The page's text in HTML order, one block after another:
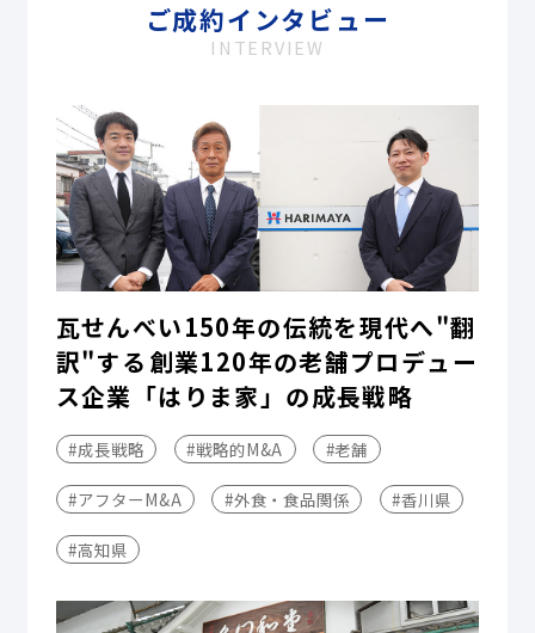
ご成約インタビュー
INTERVIEW
瓦せんべい150年の伝統を現代へ"翻
訳"する――創業120年の老舗プロデュー
ス企業「はりま家」の成長戦略
#成長戦略 #戦略的M&A #老舗
#アフターM&A #外食・食品関係 #香川県
#高知県